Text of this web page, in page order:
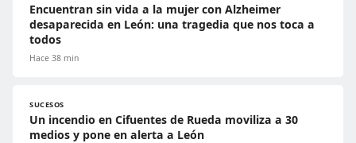
Encuentran sin vida a la mujer con Alzheimer
desaparecida en León: una tragedia que nos toca a
todos
Hace 38 min
SUCESOS
Un incendio en Cifuentes de Rueda moviliza a 30
medios y pone en alerta a León